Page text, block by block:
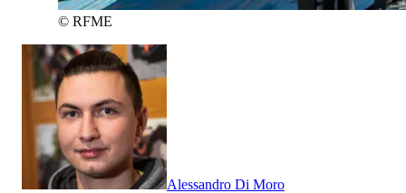
© RFME
Alessandro Di Moro